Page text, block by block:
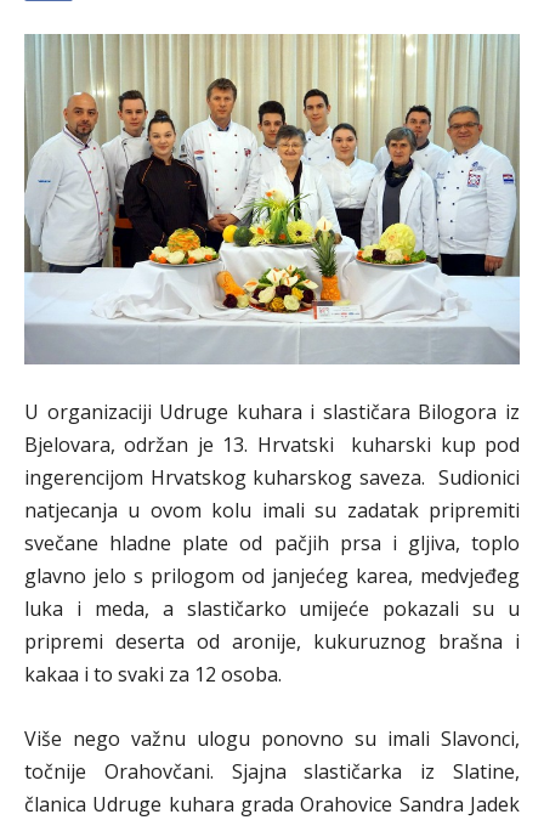
U organizaciji Udruge kuhara i slastičara Bilogora iz
Bjelovara, održan je 13. Hrvatski kuharski kup pod
ingerencijom Hrvatskog kuharskog saveza. Sudionici
natjecanja u ovom kolu imali su zadatak pripremiti
svečane hladne plate od pačjih prsa i gljiva, toplo
glavno jelo s prilogom od janjećeg karea, medvjeđeg
luka i meda, a slastičarko umijeće pokazali su u
pripremi deserta od aronije, kukuruznog brašna i
kakaa i to svaki za 12 osoba.
Više nego važnu ulogu ponovno su imali Slavonci,
točnije Orahovčani. Sjajna slastičarka iz Slatine,
članica Udruge kuhara grada Orahovice Sandra Jadek